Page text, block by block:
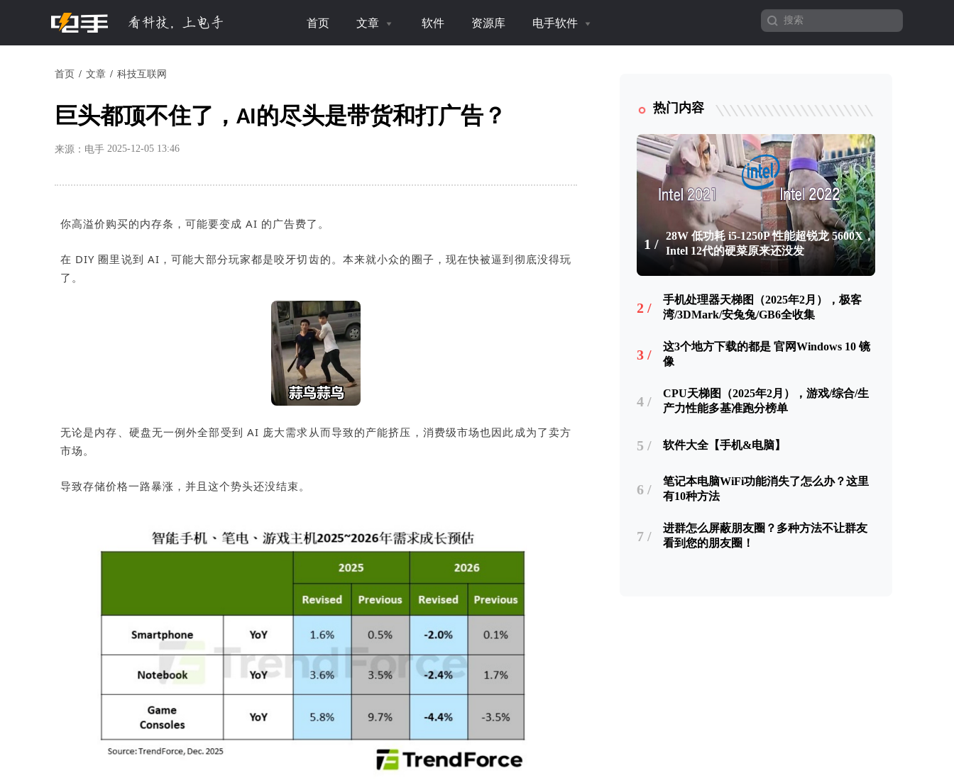
首页 文章 软件 资源库 电手软件
首页 文章 科技互联网
巨头都顶不住了，AI的尽头是带货和打广告？
来源：电手 2025-12-05 13:46
你高溢价购买的内存条，可能要变成 AI 的广告费了。
在 DIY 圈里说到 AI ，可能大部分玩家都是咬牙切齿的。本来就小众的圈子，现在快被逼到彻底没得玩
了。
无论是内存、硬盘无一例外全部受到 AI 庞大需求从而导致的产能挤压，消费级市场也因此成为了卖方
市场。
导致存储价格一路暴涨，并且这个势头还没结束。
热门内容
1 /
28W 低功耗 i5-1250P 性能超锐龙 5600X，
Intel 12代的硬菜原来还没发
2 /
手机处理器天梯图（2025年2月），极客
湾/3DMark/安兔兔/GB6全收集
3 /
这3个地方下载的都是 官网Windows 10 镜
像
4 /
CPU天梯图（2025年2月），游戏/综合/生
产力性能多基准跑分榜单
5 / 软件大全【手机&电脑】
6 /
笔记本电脑WiFi功能消失了怎么办？这里
有10种方法
7 /
进群怎么屏蔽朋友圈？多种方法不让群友
看到您的朋友圈！